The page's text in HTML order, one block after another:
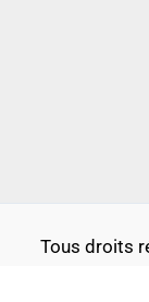
Tous droits